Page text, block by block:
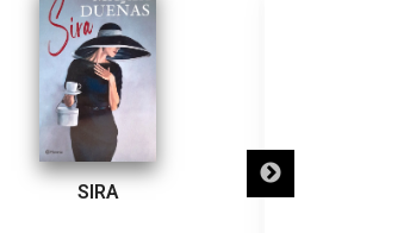
SIRA